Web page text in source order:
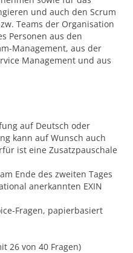
und auch den Scrum
Teams der Organisation
Personen aus den
Management, aus der
Management und aus
auf Deutsch oder
kann auf Wunsch auch
ist eine Zusatzpauschale
Ende des zweiten Tages
anerkannten EXIN
Fragen, papierbasiert
26 von 40 Fragen)